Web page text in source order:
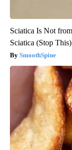
Sciatica Is Not
Sciatica (Stop This)
SmoothSpine